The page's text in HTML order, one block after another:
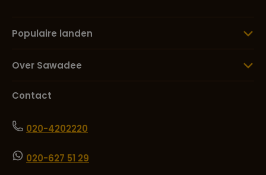
Populaire landen
Over Sawadee
Contact
020-4202220
020-627 51 29